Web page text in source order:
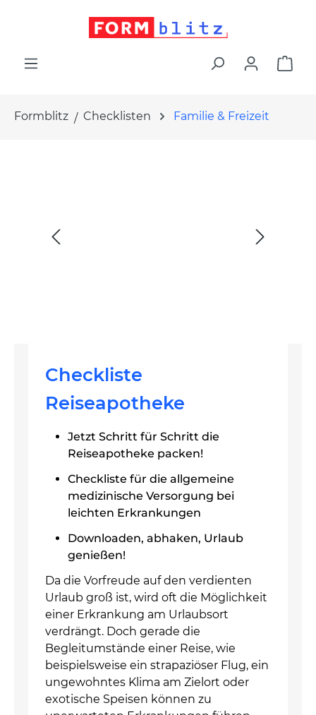
Formblitz Checklisten Familie & Freizeit
Checkliste
Reiseapotheke
Jetzt Schritt für Schritt die
Reiseapotheke packen!
Checkliste für die allgemeine
medizinische Versorgung bei
leichten Erkrankungen
Downloaden, abhaken, Urlaub
genießen!
Da die Vorfreude auf den verdienten
Urlaub groß ist, wird oft die Möglichkeit
einer Erkrankung am Urlaubsort
verdrängt. Doch gerade die
Begleitumstände einer Reise, wie
beispielsweise ein strapaziöser Flug, ein
ungewohntes Klima am Zielort oder
exotische Speisen können zu